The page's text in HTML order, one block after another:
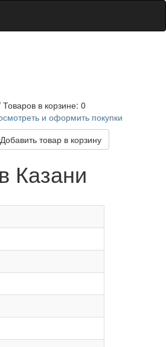
Товаров в корзине: 0
и оформить покупки
Добавить товар в корзину
Казани